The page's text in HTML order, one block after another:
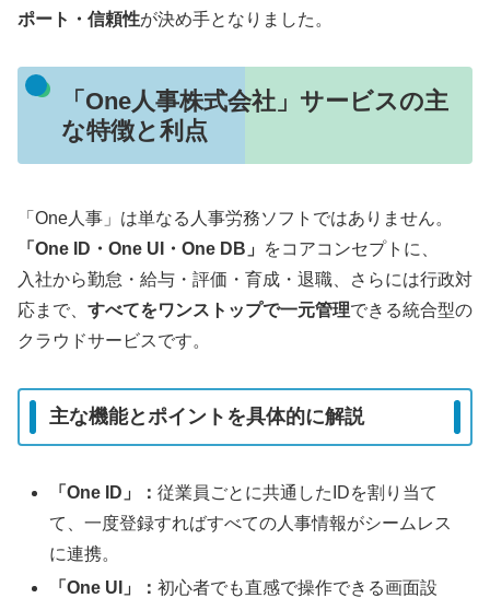
ポート・信頼性が決め手となりました。
「One人事株式会社」サービスの主
な特徴と利点
「One人事」は単なる人事労務ソフトではありません。
「One ID・One UI・One DB」
をコアコンセプトに、
入社から勤怠・給与・評価・育成・退職、さらには行政対
応まで、 すべてをワンストップで一元管理できる統合型の
クラウドサービスです。
主な機能とポイントを具体的に解説
「One ID」：従業員ごとに共通したIDを割り当て
て、一度登録すればすべての人事情報がシームレス
に連携。
「One UI」：初心者でも直感で操作できる画面設